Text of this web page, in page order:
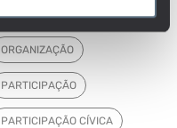
MORTALIDADE NEE
ORGANIZAÇÃO
PARTICIPAÇÃO
PARTICIPAÇÃO CÍVICA